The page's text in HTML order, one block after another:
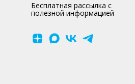
Бесплатная рассылка с
полезной информацией